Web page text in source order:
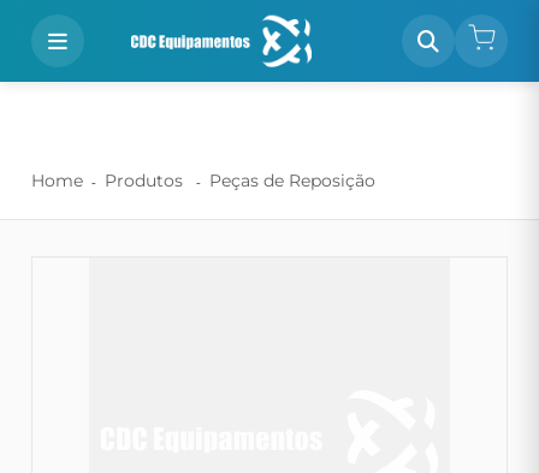
Home Produtos Peças de Reposição